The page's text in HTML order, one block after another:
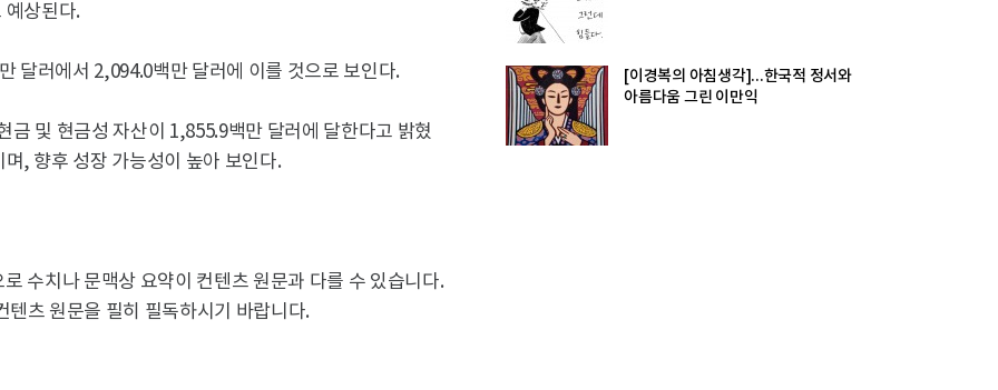
예상된다.
달러에서 2,094.0백만 달러에 이를 것으로 보인다.
금 및 현금성 자산이 1,855.9백만 달러에 달한다고 밝혔
, 향후 성장 가능성이 높아 보인다.
수치나 문맥상 요약이 컨텐츠 원문과 다를 수 있습니다.
츠 원문을 필히 필독하시기 바랍니다.
[이경복의 아침생각]...한국적 정서와
아름다움 그린 이만익